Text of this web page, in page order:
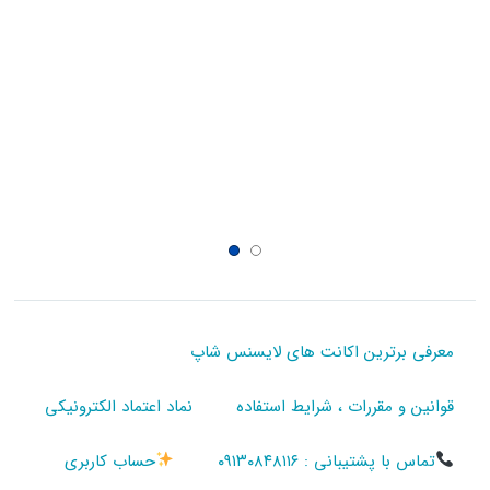
معرفی برترین اکانت های لایسنس شاپ
قوانین و مقررات ، شرایط استفاده نماد اعتماد الکترونیکی
تماس با پشتیبانی : ۰۹۱۳۰۸۴۸۱۱۶ حساب کاربری